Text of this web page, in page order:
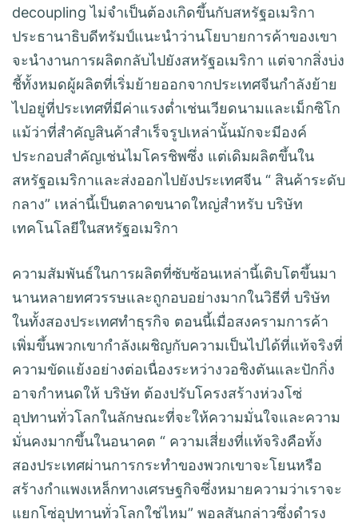
decoupling ไม่จำเป็นต้องเกิดขึ้นกับสหรัฐอเมริกา
ประธานาธิบดีทรัมป์แนะนำว่านโยบายการค้าของเขา
จะนำงานการผลิตกลับไปยังสหรัฐอเมริกา แต่จากสิ่งบ่ง
ชี้ทั้งหมดผู้ผลิตที่เริ่มย้ายออกจากประเทศจีนกำลังย้าย
ไปอยู่ที่ประเทศที่มีค่าแรงต่ำเช่นเวียดนามและเม็กซิโก
แม้ว่าที่สำคัญสินค้าสำเร็จรูปเหล่านั้นมักจะมีองค์
ประกอบสำคัญเช่นไมโครชิพซึ่ง แต่เดิมผลิตขึ้นใน
สหรัฐอเมริกาและส่งออกไปยังประเทศจีน “ สินค้าระดับ
กลาง” เหล่านี้เป็นตลาดขนาดใหญ่สำหรับ บริษัท
เทคโนโลยีในสหรัฐอเมริกา
ความสัมพันธ์ในการผลิตที่ซับซ้อนเหล่านี้เติบโตขึ้นมา
นานหลายทศวรรษและถูกอบอย่างมากในวิธีที่ บริษัท
ในทั้งสองประเทศทำธุรกิจ ตอนนี้เมื่อสงครามการค้า
เพิ่มขึ้นพวกเขากำลังเผชิญกับความเป็นไปได้ที่แท้จริงที่
ความขัดแย้งอย่างต่อเนื่องระหว่างวอชิงตันและปักกิ่ง
อาจกำหนดให้ บริษัท ต้องปรับโครงสร้างห่วงโซ่
อุปทานทั่วโลกในลักษณะที่จะให้ความมั่นใจและความ
มั่นคงมากขึ้นในอนาคต “ ความเสี่ยงที่แท้จริงคือทั้ง
สองประเทศผ่านการกระทำของพวกเขาจะโยนหรือ
สร้างกำแพงเหล็กทางเศรษฐกิจซึ่งหมายความว่าเราจะ
แยกโซ่อุปทานทั่วโลกใช่ไหม” พอลสันกล่าวซึ่งดำรง